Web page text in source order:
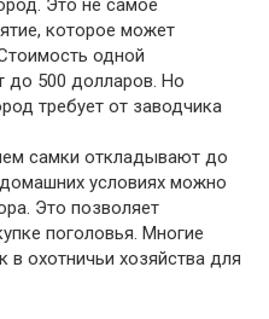
Это не самое
которое может
одной
до 500 долларов. Но
требует от заводчика
самки откладывают до
условиях можно
Это позволяет
поголовья. Многие
охотничьи хозяйства для